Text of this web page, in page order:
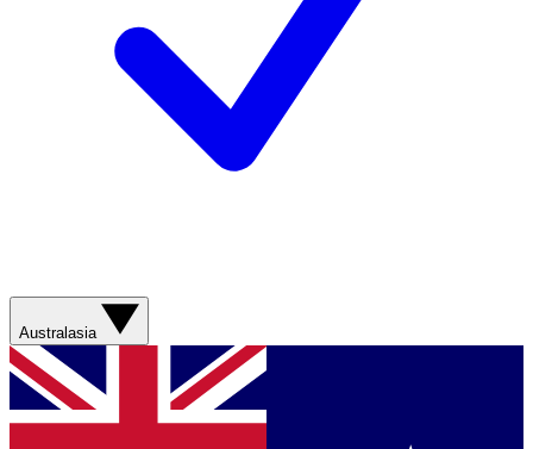
Australasia